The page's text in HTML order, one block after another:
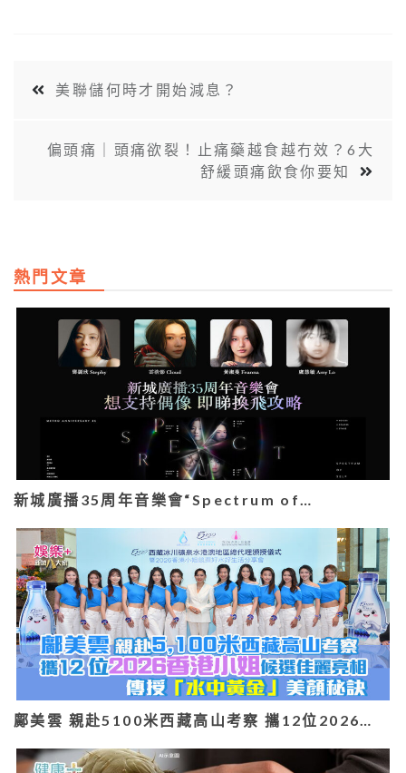
美聯儲何時才開始減息？
偏頭痛｜頭痛欲裂！止痛藥越食越冇效？6大
舒緩頭痛飲食你要知
熱門文章
新城廣播35周年音樂會“Spectrum of…
鄺美雲 親赴5100米西藏高山考察 攜12位2026…